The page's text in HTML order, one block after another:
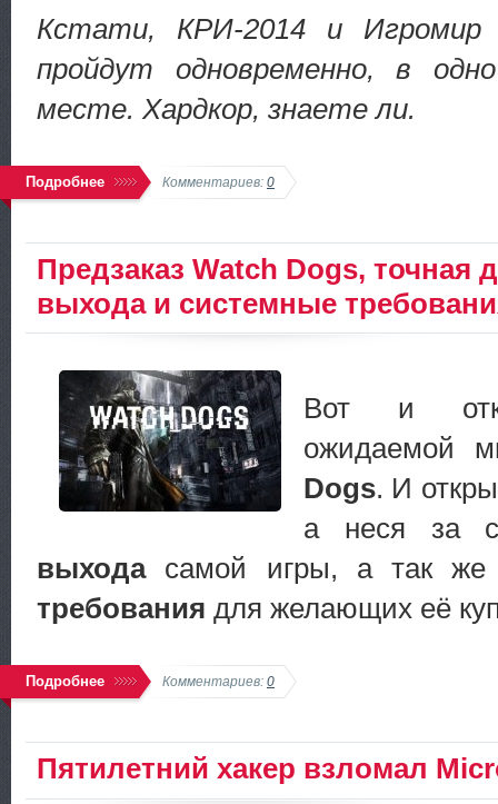
Кстати, КРИ-2014 и
пройдут одновременно, в
месте. Хардкор, знаете ли.
Подробнее Комментариев: 0
Предзаказ Watch Dogs, точная
выхода и системные
Вот и
ожидаемой
Dogs. И
а неся за
выходасамой игры, а так
требования для желающих её
Подробнее Комментариев: 0
Пятилетний хакер взломал